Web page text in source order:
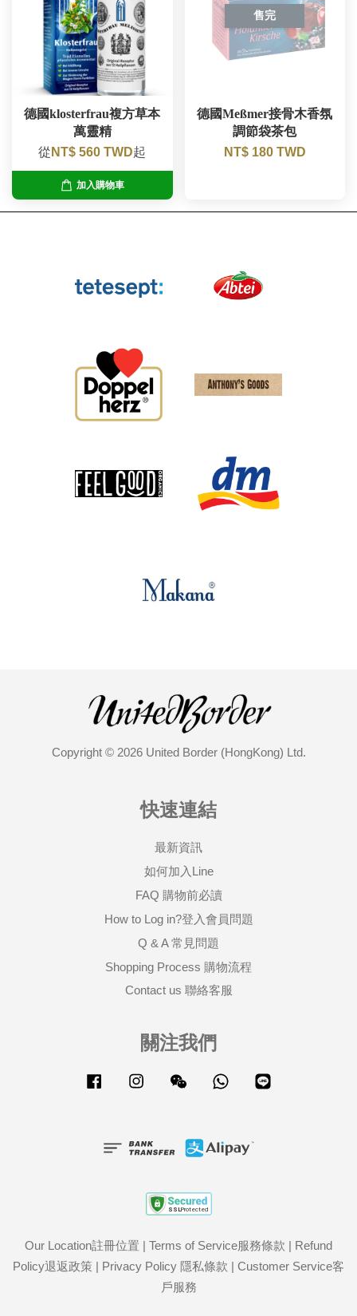
德國klosterfrau複方草本
萬靈精
從 NT$ 560 TWD起
加入購物車
售完
德國Meßmer接骨木香氛
調節袋茶包
NT$ 180 TWD
Copyright © 2026 United Border (HongKong) Ltd.
快速連結
最新資訊
如何加入Line
FAQ 購物前必讀
How to Log in?登入會員問題
Q & A 常見問題
Shopping Process 購物流程
Contact us 聯絡客服
關注我們
Facebook Instagram Wechat Whatsapp
Our Location註冊位置 | Terms of Service服務條款 | Refund
Policy退返政策 | Privacy Policy 隱私條款 | Customer Service客
戶服務